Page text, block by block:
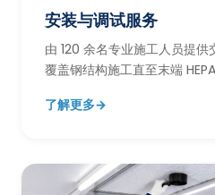
安装与调试服务
由 120 余名专业施工人员提供
覆盖钢结构施工直至末端
了解更多→